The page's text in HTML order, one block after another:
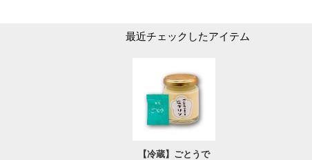
最近チェックしたアイテム
【冷蔵】ごとうで